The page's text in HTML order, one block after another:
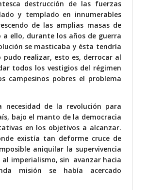
destrucción de las fuerzas
y templado en innumerables
de las amplias masas de
a ello, durante los años de guerra
se masticaba y ésta tendría
pudo realizar, esto es, derrocar al
todos los vestigios del régimen
campesinos pobres el problema
de la revolución para
bajo el manto de la democracia
en los objetivos a alcanzar.
existía tan deforme cruce de
aniquilar la supervivencia
imperialismo, sin avanzar hacia
misión se había acercado